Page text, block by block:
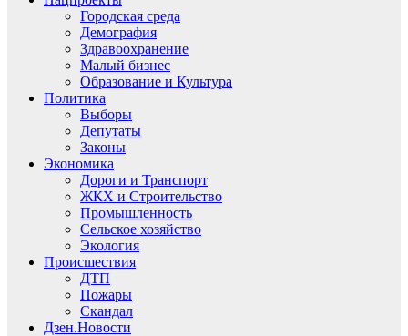
Городская среда
Демография
Здравоохранение
Малый бизнес
Образование и Культура
Политика
Выборы
Депутаты
Законы
Экономика
Дороги и Транспорт
ЖКХ и Строительство
Промышленность
Сельское хозяйство
Экология
Происшествия
ДТП
Пожары
Скандал
Дзен.Новости